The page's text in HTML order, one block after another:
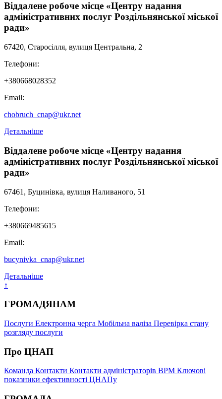
Віддалене робоче місце «Центру надання
адміністративних послуг Роздільнянської міської
ради»
67420, Старосілля, вулиця Центральна, 2
Телефони:
+380668028352
Email:
chobruch_cnap@ukr.net
Детальніше
Віддалене робоче місце «Центру надання
адміністративних послуг Роздільнянської міської
ради»
67461, Буцинівка, вулиця Наливаного, 51
Телефони:
+380669485615
Email:
bucynivka_cnap@ukr.net
Детальніше
↑
ГРОМАДЯНАМ
Послуги Електронна черга Мобільна валіза Перевірка стану
розгляду послуги
Про ЦНАП
Команда Контакти Контакти адміністраторів ВРМ Ключові
показники ефективності ЦНАПу